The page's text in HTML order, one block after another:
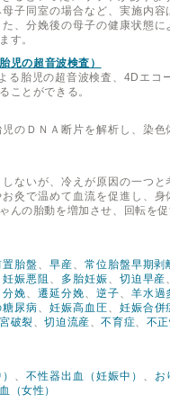
子同室の場合など、実施内容
、分娩後の母子の健康状態に
す。
児の超音波検査）
る胎児の超音波検査、4Dエコ
ことができる。
のＤＮＡ断片を解析し、染色
ないが、冷えが原因の一つと
灸で温めて血流を促進し、身
んの胎動を増加させ、回転を促
置胎盤、 早産、 常位胎盤早期剥
妊娠悪阻 、 多胎妊娠、 切迫早産
分娩、 遷延分娩、 逆子、 羊水過
尿病、 妊娠高血圧、 妊娠合併
破裂、切迫流産、不育症、 不
、 不性器出血（妊娠中） 、
お
（女性）